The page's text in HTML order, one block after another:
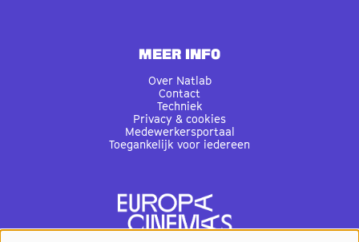
MEER INFO
Over Natlab
Contact
Techniek
Privacy & cookies
Medewerkersportaal
Toegankelijk voor iedereen